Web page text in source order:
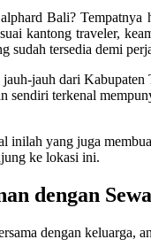
Bali?
kantong traveler,
tersedia demi
jauh dari
sendiri terkenal
yang juga
ke lokasi ini.
dengan
dengan keluarga,